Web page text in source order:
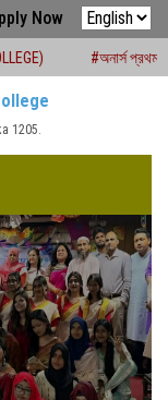
Now
#অনার্স প্রথম বর্ষ (২০২৫-২৬)
1205.